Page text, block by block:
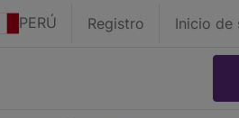
PERÚ Registro Inicio de